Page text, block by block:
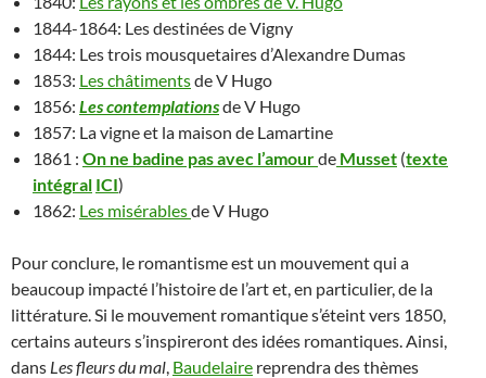
1844-1864: Les destinées de Vigny
1844: Les trois mousquetaires d’Alexandre Dumas
1853: Les châtimentsde V Hugo
1856: Les contemplationsde V Hugo
1857: La vigne et la maison de Lamartine
1861 : On ne badine pas avec l’amourde Musset (texte
intégral ICI)
1862: Les misérablesde V Hugo
Pour conclure, le romantisme est un mouvement qui a
beaucoup impacté l’histoire de l’art et, en particulier, de la
littérature. Si le mouvement romantique s’éteint vers 1850,
certains auteurs s’inspireront des idées romantiques. Ainsi,
dans Les fleurs du mal, Baudelaire reprendra des thèmes